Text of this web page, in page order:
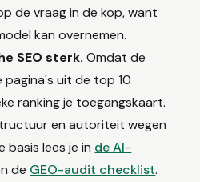
de vraag in de kop, want
kan overnemen.
SEO sterk. Omdat de
uit de top 10
ranking je toegangskaart.
en autoriteit wegen
basis lees je in de AI-
de GEO-audit checklist.